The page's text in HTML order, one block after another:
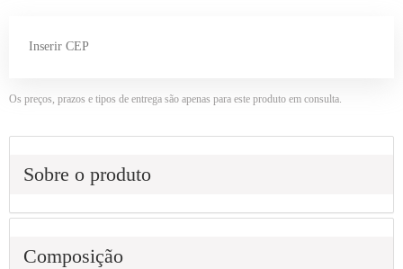
Os preços, prazos e tipos de entrega são apenas para este produto em consulta.
Sobre o produto
Composição